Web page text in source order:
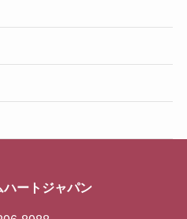
ハートジャパン